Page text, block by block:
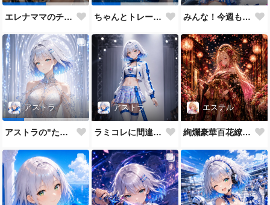
エレナママのチアガール ちゃんとトレーニングもします😉✨ みんな！今週もAI木曜日のRQの時間だよ
アストラ
アストラの"たまに"のガチモード
アストラ
ラミコレに間違えてきたRQ
エステル
絢爛豪華百花繚乱なエステル姉